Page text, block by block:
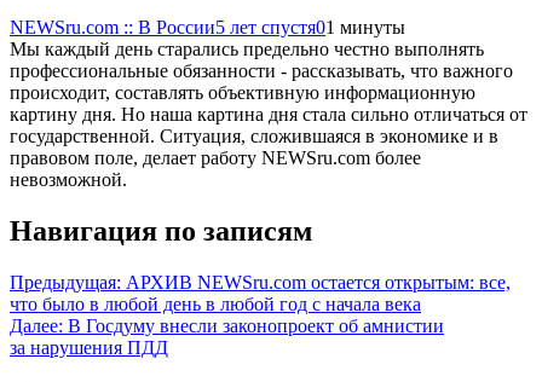
NEWSru.com :: В России5 лет спустя01 минуты
Мы каждый день старались предельно честно выполнять
профессиональные обязанности - рассказывать, что важного
происходит, составлять объективную информационную
картину дня. Но наша картина дня стала сильно отличаться от
государственной. Ситуация, сложившаяся в экономике и в
правовом поле, делает работу NEWSru.com более
невозможной.
Навигация по записям
Предыдущая: АРХИВ NEWSru.com остается открытым: все,
что было в любой день в любой год с начала века
Далее: В Госдуму внесли законопроект об амнистии
за нарушения ПДД